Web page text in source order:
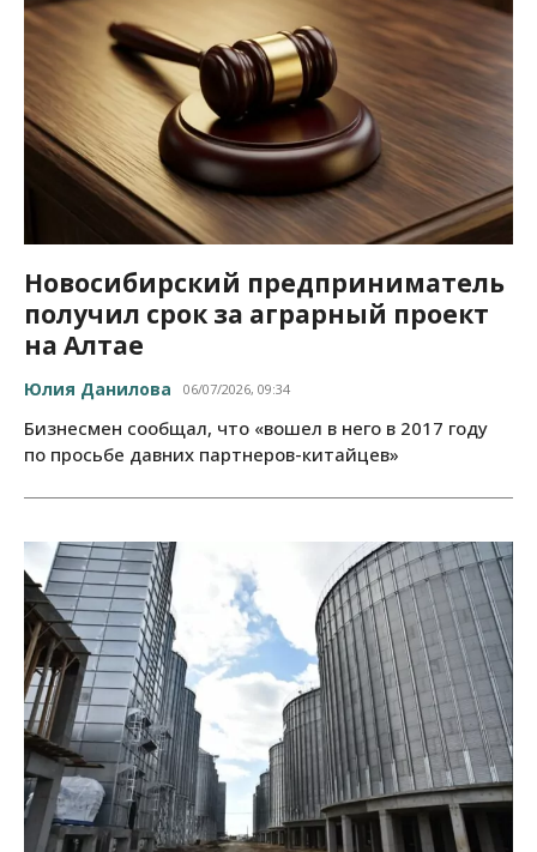
Новосибирский предприниматель
получил срок за аграрный проект
на Алтае
Юлия Данилова 06/07/2026, 09:34
Бизнесмен сообщал, что «вошел в него в 2017 году
по просьбе давних партнеров-китайцев»